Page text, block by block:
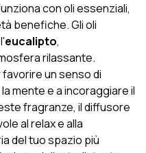
con oli essenziali,
benefiche. Gli oli
eucalipto,
rilassante.
un senso di
mente e a incoraggiare il
fragranze, il diffusore
al relax e alla
del tuo spazio più